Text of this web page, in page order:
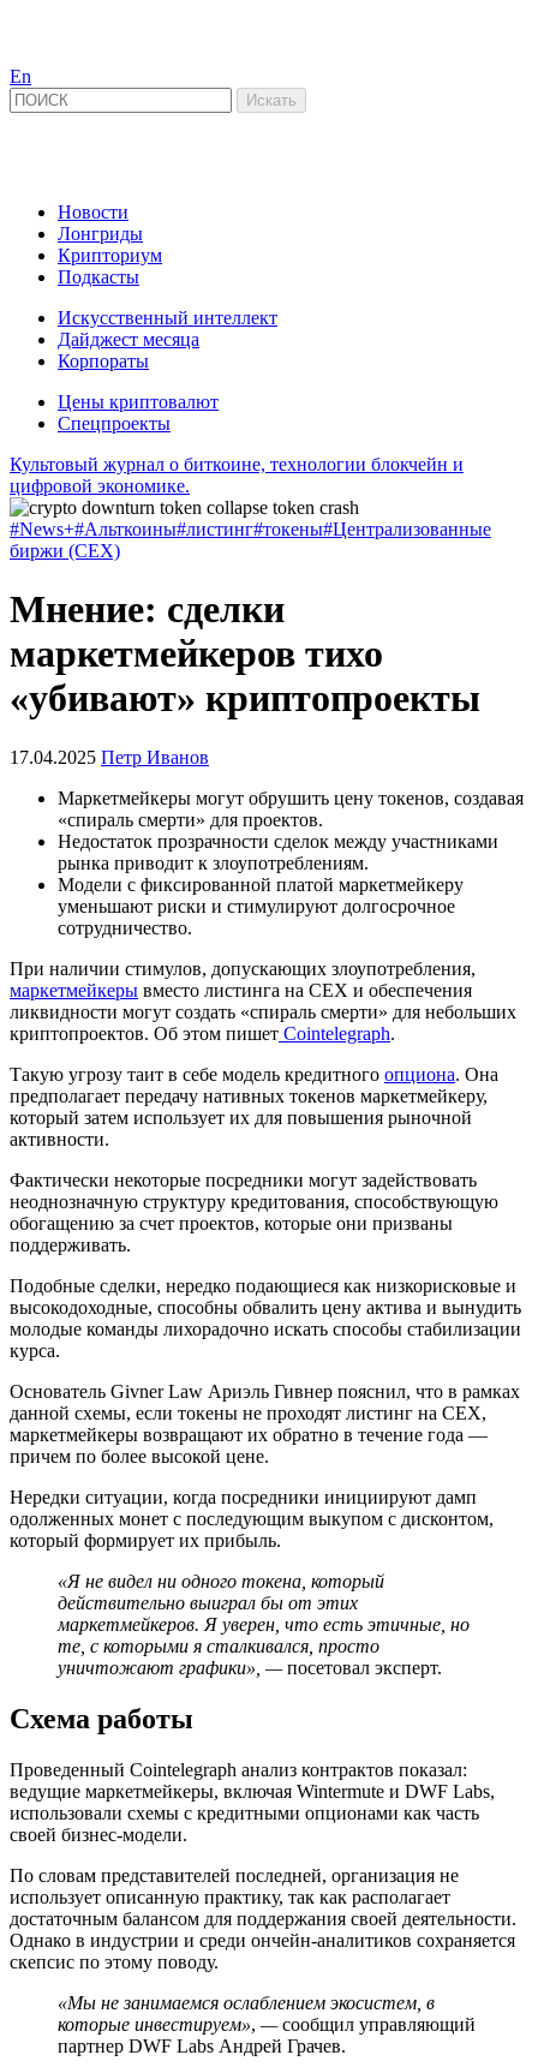
En
Новости
Лонгриды
Крипториум
Подкасты
Искусственный интеллект
Дайджест месяца
Корпораты
Цены криптовалют
Спецпроекты
Культовый журнал о биткоине, технологии блокчейн и
цифровой экономике.
#News+#Альткоины#листинг#токены#Централизованные
биржи (CEX)
Мнение: сделки
маркетмейкеров тихо
«убивают» криптопроекты
17.04.2025 Петр Иванов
Маркетмейкеры могут обрушить цену токенов, создавая
«спираль смерти» для проектов.
Недостаток прозрачности сделок между участниками
рынка приводит к злоупотреблениям.
Модели с фиксированной платой маркетмейкеру
уменьшают риски и стимулируют долгосрочное
сотрудничество.
При наличии стимулов, допускающих злоупотребления,
маркетмейкеры вместо листинга на CEX и обеспечения
ликвидности могут создать «спираль смерти» для небольших
криптопроектов. Об этом пишет Cointelegraph.
Такую угрозу таит в себе модель кредитного опциона. Она
предполагает передачу нативных токенов маркетмейкеру,
который затем использует их для повышения рыночной
активности.
Фактически некоторые посредники могут задействовать
неоднозначную структуру кредитования, способствующую
обогащению за счет проектов, которые они призваны
поддерживать.
Подобные сделки, нередко подающиеся как низкорисковые и
высокодоходные, способны обвалить цену актива и вынудить
молодые команды лихорадочно искать способы стабилизации
курса.
Основатель Givner Law Ариэль Гивнер пояснил, что в рамках
данной схемы, если токены не проходят листинг на CEX,
маркетмейкеры возвращают их обратно в течение года —
причем по более высокой цене.
Нередки ситуации, когда посредники инициируют дамп
одолженных монет с последующим выкупом с дисконтом,
который формирует их прибыль.
«Я не видел ни одного токена, который
действительно выиграл бы от этих
маркетмейкеров. Я уверен, что есть этичные, но
те, с которыми я сталкивался, просто
уничтожают графики», —посетовал эксперт.
Схема работы
Проведенный Cointelegraph анализ контрактов показал:
ведущие маркетмейкеры, включая Wintermute и DWF Labs,
использовали схемы с кредитными опционами как часть
своей бизнес-модели.
По словам представителей последней, организация не
использует описанную практику, так как располагает
достаточным балансом для поддержания своей деятельности.
Однако в индустрии и среди ончейн-аналитиков сохраняется
скепсис по этому поводу.
«Мы не занимаемся ослаблением экосистем, в
которые инвестируем», —сообщил управляющий
партнер DWF Labs Андрей Грачев.